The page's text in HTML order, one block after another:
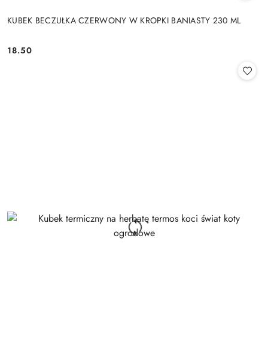
KUBEK BECZUŁKA CZERWONY W KROPKI BANIASTY 230 ML
Cena:
18.50